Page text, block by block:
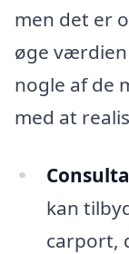
men det er
øge
nogle af de
med at
kan
carport,